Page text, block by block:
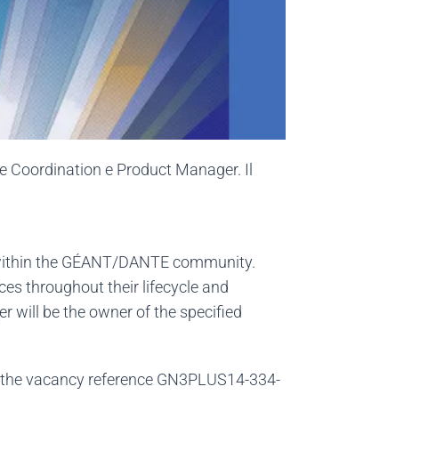
Coordination e Product Manager. Il
the GÉANT/DANTE community.
throughout their lifecycle and
will be the owner of the specified
vacancy reference GN3PLUS14-334-